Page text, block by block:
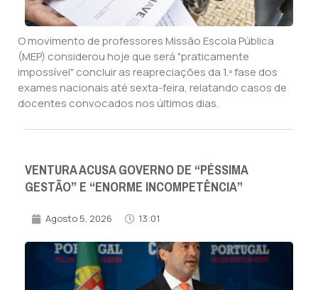
O movimento de professores Missão Escola Pública
(MEP) considerou hoje que será "praticamente
impossível" concluir as reapreciações da 1.ª fase dos
exames nacionais até sexta-feira, relatando casos de
docentes convocados nos últimos dias.
VENTURA ACUSA GOVERNO DE “PÉSSIMA
GESTÃO” E “ENORME INCOMPETÊNCIA”
Agosto 5, 2026 13:01